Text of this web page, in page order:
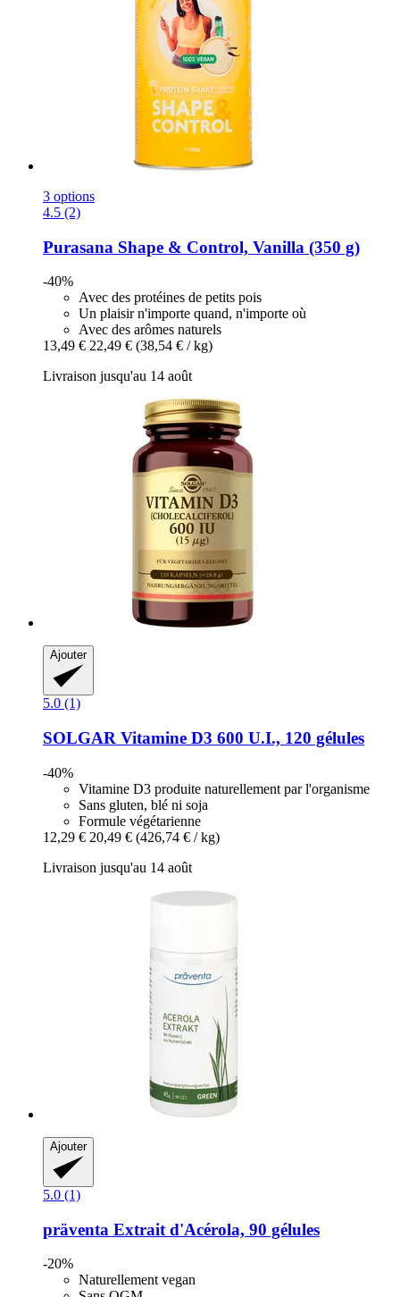
3 options
4.5 (2)
Purasana Shape & Control, Vanilla (350 g)
-40%
Avec des protéines de petits pois
Un plaisir n'importe quand, n'importe où
Avec des arômes naturels
13,49 € 22,49 € (38,54 € / kg)
Livraison jusqu'au 14 août
Ajouter
5.0 (1)
SOLGAR Vitamine D3 600 U.I., 120 gélules
-40%
Vitamine D3 produite naturellement par l'organisme
Sans gluten, blé ni soja
Formule végétarienne
12,29 € 20,49 € (426,74 € / kg)
Livraison jusqu'au 14 août
Ajouter
5.0 (1)
präventa Extrait d'Acérola, 90 gélules
-20%
Naturellement vegan